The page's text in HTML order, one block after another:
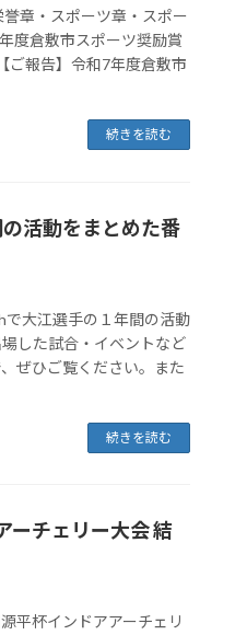
章・スポーツ章・スポー
度倉敷市スポーツ奨励賞
ご報告】令和7年度倉敷市
続きを読む
活動をまとめた番
大江選手の１年間の活動
した試合・イベントなど
ぜひご覧ください。また
続きを読む
ーチェリー大会 結
平杯インドアアーチェリ